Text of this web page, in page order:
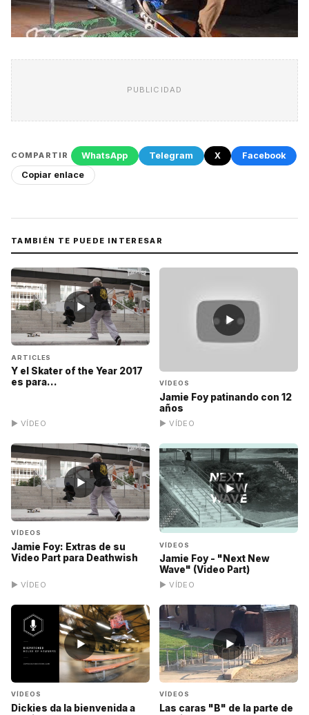
PUBLICIDAD
COMPARTIR WhatsApp Telegram X
Facebook
Copiar enlace
TAMBIÉN TE PUEDE INTERESAR
▶
ARTICLES
Y el Skater of the Year 2017
es para...
▶ VÍDEO
▶
VÍDEOS
Jamie Foy patinando con 12
años
▶ VÍDEO
▶
VÍDEOS
Jamie Foy: Extras de su
Video Part para Deathwish
▶ VÍDEO
▶
VÍDEOS
Jamie Foy - "Next New
Wave" (Video Part)
▶ VÍDEO
▶
VÍDEOS
Dickies da la bienvenida a
▶
VÍDEOS
Las caras "B" de la parte de